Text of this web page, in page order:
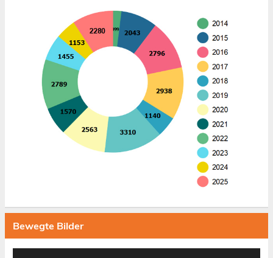
Bewegte Bilder
Video-